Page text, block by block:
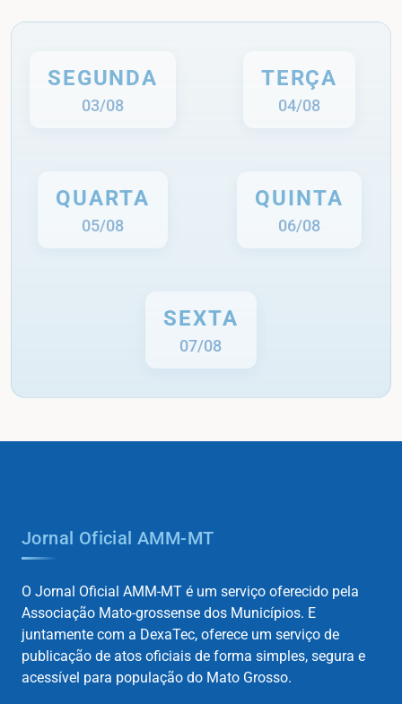
SEGUNDA
03/08
TERÇA
04/08
QUARTA
05/08
QUINTA
06/08
SEXTA
07/08
Jornal Oficial AMM-MT
O Jornal Oficial AMM-MT é um serviço oferecido pela
Associação Mato-grossense dos Municípios. E
juntamente com a DexaTec, oferece um serviço de
publicação de atos oficiais de forma simples, segura e
acessível para população do Mato Grosso.